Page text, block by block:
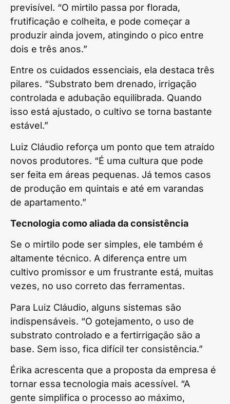
previsível. “O mirtilo passa por florada,
frutificação e colheita, e pode começar a
produzir ainda jovem, atingindo o pico entre
dois e três anos.”
Entre os cuidados essenciais, ela destaca três
pilares. “Substrato bem drenado, irrigação
controlada e adubação equilibrada. Quando
isso está ajustado, o cultivo se torna bastante
estável.”
Luiz Cláudio reforça um ponto que tem atraído
novos produtores. “É uma cultura que pode
ser feita em áreas pequenas. Já temos casos
de produção em quintais e até em varandas
de apartamento.”
Tecnologia como aliada da consistência
Se o mirtilo pode ser simples, ele também é
altamente técnico. A diferença entre um
cultivo promissor e um frustrante está, muitas
vezes, no uso correto das ferramentas.
Para Luiz Cláudio, alguns sistemas são
indispensáveis. “O gotejamento, o uso de
substrato controlado e a fertirrigação são a
base. Sem isso, fica difícil ter consistência.”
Érika acrescenta que a proposta da empresa é
tornar essa tecnologia mais acessível. “A
gente simplifica o processo ao máximo,